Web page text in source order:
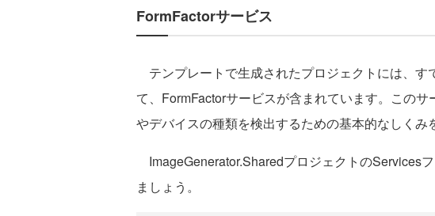
FormFactorサービス
テンプレートで生成されたプロジェクトには、す
て、FormFactorサービスが含まれています。この
やデバイスの種類を検出するための基本的なしくみ
ImageGenerator.SharedプロジェクトのServices
ましょう。